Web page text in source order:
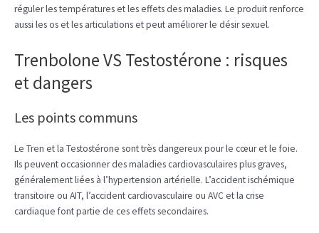
réguler les températures et les effets des maladies. Le produit renforce
aussi les os et les articulations et peut améliorer le désir sexuel.
Trenbolone VS Testostérone : risques
et dangers
Les points communs
Le Tren et la Testostérone sont très dangereux pour le cœur et le foie.
Ils peuvent occasionner des maladies cardiovasculaires plus graves,
généralement liées à l’hypertension artérielle. L’accident ischémique
transitoire ou AIT, l’accident cardiovasculaire ou AVC et la crise
cardiaque font partie de ces effets secondaires.